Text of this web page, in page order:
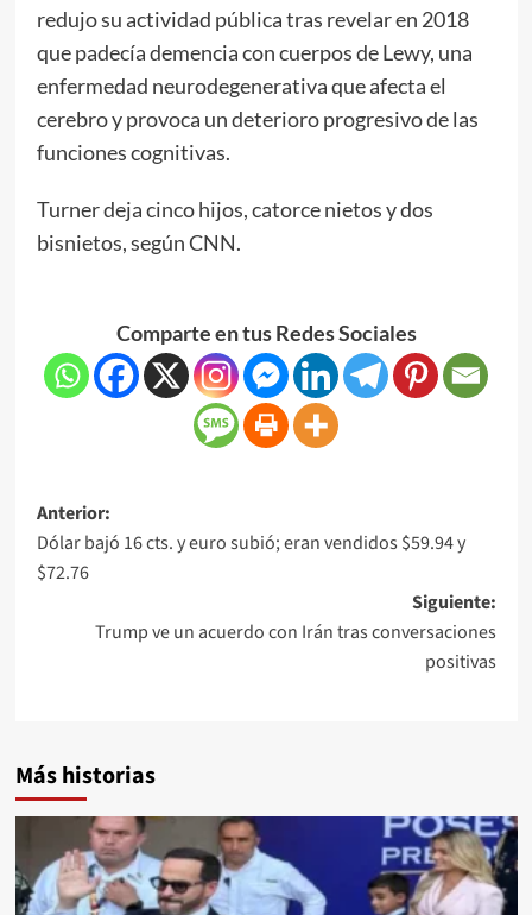
redujo su actividad pública tras revelar en 2018
que padecía demencia con cuerpos de Lewy, una
enfermedad neurodegenerativa que afecta el
cerebro y provoca un deterioro progresivo de las
funciones cognitivas.
Turner deja cinco hijos, catorce nietos y dos
bisnietos, según CNN.
Comparte en tus Redes Sociales
Anterior:
Dólar bajó 16 cts. y euro subió; eran vendidos $59.94 y
$72.76
Siguiente:
Trump ve un acuerdo con Irán tras conversaciones
positivas
Más historias